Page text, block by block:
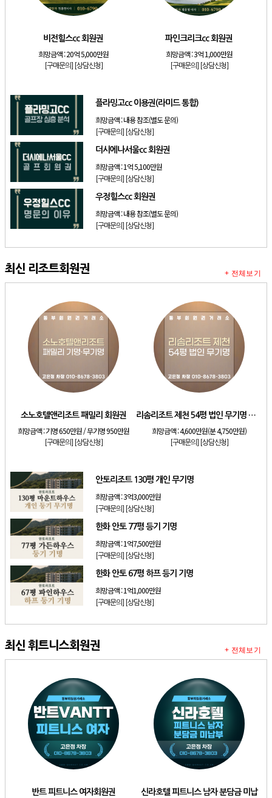
소노호텔앤리조트 패밀리 등기 무기명
파인크리크cc 회원권
소노호텔앤리조트 패밀리 회원권
비전힐스cc 회원권
희망금액 :20억 5,000만원
[구매문의] [상담신청]
파인크리크cc 회원권
희망금액 :3억 1,000만원
[구매문의] [상담신청]
플라밍고cc 이용권(라미드 통합)
희망금액 :내용 참조(별도 문의)
[구매문의] [상담신청]
더시에나서울cc 회원권
희망금액 :1억 5,100만원
[구매문의] [상담신청]
우정힐스cc 회원권
희망금액 :내용 참조(별도 문의)
[구매문의] [상담신청]
최신 리조트회원권
소노호텔앤리조트 패밀리 회원권
희망금액 :기명 650만원 / 무기명 950만원
[구매문의] [상담신청]
리솜리조트 제천 54평 법인 무기명 회원제
희망금액 :4,600만원(분 4,750만원)
[구매문의] [상담신청]
안토리조트 130평 개인 무기명
희망금액 :3억3,000만원
[구매문의] [상담신청]
한화 안토 77평 등기 기명
희망금액 :1억7,500만원
[구매문의] [상담신청]
한화 안토 67평 하프 등기 기명
희망금액 :1억1,000만원
[구매문의] [상담신청]
+ 전체보기
최신 휘트니스회원권
반트 피트니스 여자회원권 신라호텔 피트니스 남자 분담금 미납
+ 전체보기